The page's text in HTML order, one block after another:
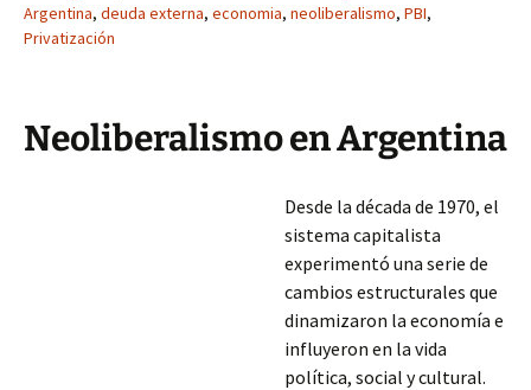
Argentina, deuda externa, economia, neoliberalismo, PBI,
Privatización
Neoliberalismo en Argentina
Desde la década de 1970, el
sistema capitalista
experimentó una serie de
cambios estructurales que
dinamizaron la economía e
influyeron en la vida
política, social y cultural.